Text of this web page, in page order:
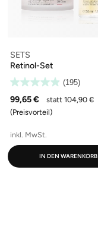
SETS
Retinol-Set
(195)
99,65 €
statt 104,90 €
(Preisvorteil)
inkl. MwSt.
IN DEN WARENKORB